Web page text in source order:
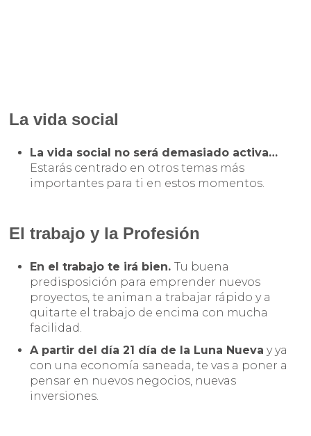
La vida social
La vida social no será demasiado activa…
Estarás centrado en otros temas más
importantes para ti en estos momentos.
El trabajo y la Profesión
En el trabajo te irá bien.Tu buena
predisposición para emprender nuevos
proyectos, te animan a trabajar rápido y a
quitarte el trabajo de encima con mucha
facilidad.
A partir del día 21 día de la Luna Nueva y ya
con una economía saneada, te vas a poner a
pensar en nuevos negocios, nuevas
inversiones.